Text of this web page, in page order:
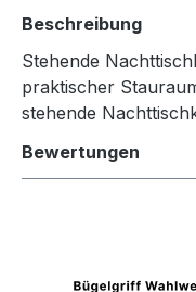
Beschreibung
Stehende
praktischer
stehende
Bewertungen